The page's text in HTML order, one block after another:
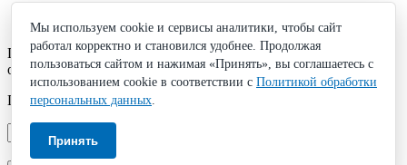
Политика обработки персональных данных
Получите бесплатную консультацию по подбору
оборудования!
Просто введите ваш номер
Я согласен с
Мы используем cookie и сервисы аналитики, чтобы сайт
работал корректно и становился удобнее. Продолжая
пользоваться сайтом и нажимая «Принять», вы соглашаетесь с
использованием cookie в соответствии с Политикой обработки
персональных данных.
Принять